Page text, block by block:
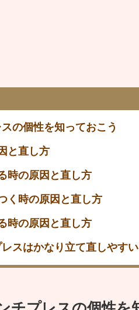
の個性を知っておこう
と直し方
時の原因と直し方
く時の原因と直し方
時の原因と直し方
スはかなり立て直しやすい